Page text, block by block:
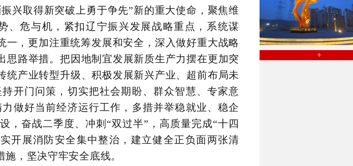
兴取得新突破上勇于争先”新的重大使命，聚焦维
、危与机，紧扣辽宁振兴发展战略重点，系统谋
，更加注重统筹发展和安全，深入做好重大战略
路举措。把因地制宜发展新质生产力摆在更加突
产业转型升级、积极发展新兴产业、超前布局未
开门问策，切实把社会期盼、群众智慧、专家意
做好当前经济运行工作，多措并举稳就业、稳企
，奋战二季度、冲刺“双过半”，高质量完成“十四
开展消防安全集中整治，建立健全正负面两张清
，坚决守牢安全底线。
+